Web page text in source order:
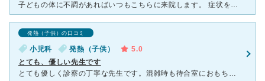
子どもの体に不調があればいつもこちらに来院します。 症状を見て検査をし、原因を調べてからお薬を処方してもらえるところがいいです。 看護師さんたちがテキパキしています。 ネットから予約が取れるよう
発熱（子供）の口コミ
小児科 発熱（子供）
5.0
とても、優しい先生です
とても優しく診察の丁寧な先生です。混雑時も待合室におもちゃや絵本があるので飽きることなく待てました。 質問にも真摯に対応してくださります。私の子どもが、発熱で初診で来院したときも、予約なしで行きまし